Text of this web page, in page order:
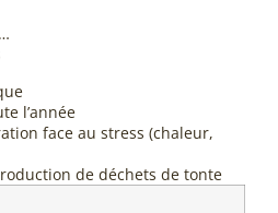
l’année
face au stress (chaleur,
de déchets de tonte